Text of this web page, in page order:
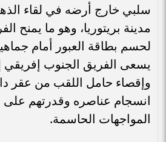
سلبي خارج أرضه في لقاء
مدينة بريتوريا، وهو ما يمنح
لحسم بطاقة العبور أمام
يسعى الفريق الجنوب إفريقي
وإقصاء حامل اللقب من عقر
انسجام عناصره وقدرتهم على
المواجهات الحاسمة.